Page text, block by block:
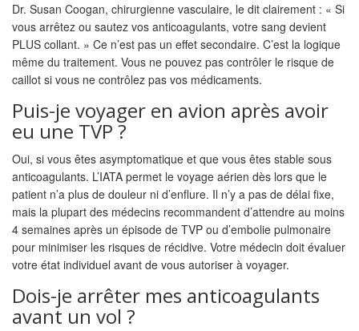
Dr. Susan Coogan, chirurgienne vasculaire, le dit clairement : « Si
vous arrêtez ou sautez vos anticoagulants, votre sang devient
PLUS collant. » Ce n’est pas un effet secondaire. C’est la logique
même du traitement. Vous ne pouvez pas contrôler le risque de
caillot si vous ne contrôlez pas vos médicaments.
Puis-je voyager en avion après avoir
eu une TVP ?
Oui, si vous êtes asymptomatique et que vous êtes stable sous
anticoagulants. L’IATA permet le voyage aérien dès lors que le
patient n’a plus de douleur ni d’enflure. Il n’y a pas de délai fixe,
mais la plupart des médecins recommandent d’attendre au moins
4 semaines après un épisode de TVP ou d’embolie pulmonaire
pour minimiser les risques de récidive. Votre médecin doit évaluer
votre état individuel avant de vous autoriser à voyager.
Dois-je arrêter mes anticoagulants
avant un vol ?